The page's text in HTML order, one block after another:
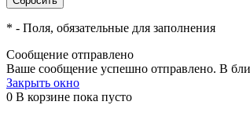
* - Поля, обязательные для заполнения
Сообщение отправлено
Ваше сообщение успешно отправлено. В
Закрыть окно
0 В корзине пока пусто